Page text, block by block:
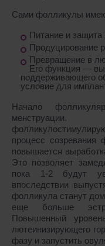
Сами фолликулы
Питание и защита
Продуцирование
Превращение в
Его функция ―
поддерживающего
условие для
Начало
менструации.
процесс созревания
повышается
Это позволяет
пока 1-2 будут
впоследствии
фолликула станут
еще больше
Повышенный
лютеинизирующего
фазу и запустить